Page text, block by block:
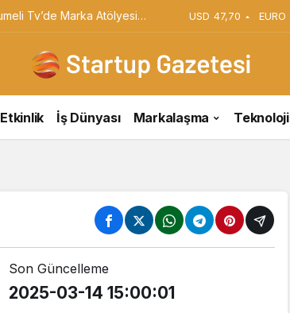
USD 47,70 EURO
Etkinlik İş Dünyası Markalaşma Teknoloji
Son Güncelleme
2025-03-14 15:00:01